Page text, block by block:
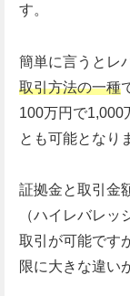
す。
簡単に言うとレ
取引方法の一種
100万円で1,000
とも可能となり
証拠金と取引金
（ハイレバレ
取引が可能です
限に大きな違い